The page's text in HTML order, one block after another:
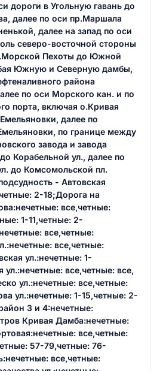
дороги в Угольную гавань до
далее по оси пр.Маршала
далее на запад по оси
северо-восточной стороны
Пехоты до Южной
Южную и Северную дамбы,
района
по оси Морского кан. и по
порта, включая о.Кривая
далее по
по границе между
завода и завода
Корабельной ул., далее по
до Комсомольской пл.
- Автовская
2-18;Дорога на
все,четные:
1-11,четные: 2-
все,четные:
все,четные:
ул.:нечетные: 1-
все,четные: все,
ул.:нечетные: все,четные:
ул.:нечетные: 1-15,четные: 2-
3 и 4:нечетные:
Кривая Дамба:нечетные:
все,четные:
57-79,четные: 76-
все,четные: